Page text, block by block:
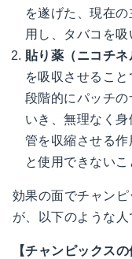
を遂げた、現在
用し、タバコを吸
貼り薬（ニコチネ
を吸収させること
段階的にパッチ
いき、無理なく
管を収縮させる
と使用できないこ
効果の面でチャン
が、以下のような人
【チャンピックス